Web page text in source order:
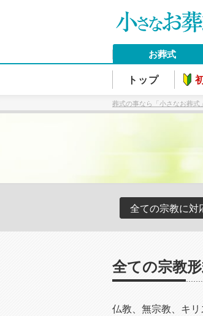
お葬式
トップ
葬式の事なら「小さなお葬式」
全ての宗教に対
全ての宗教
仏教、無宗教、キ